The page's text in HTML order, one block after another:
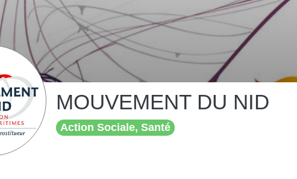
MOUVEMENT DU NID
Action Sociale, Santé